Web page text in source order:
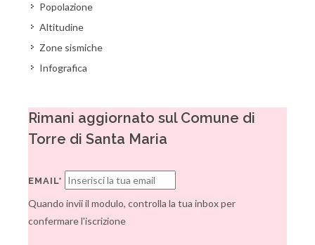
Popolazione
Altitudine
Zone sismiche
Infografica
Rimani aggiornato sul Comune di
Torre di Santa Maria
EMAIL*
Quando invii il modulo, controlla la tua inbox per
confermare l'iscrizione